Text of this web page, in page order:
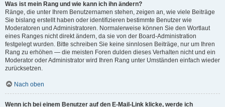
Was ist mein Rang und wie kann ich ihn ändern?
Ränge, die unter Ihrem Benutzernamen stehen, zeigen an, wie viele Beiträge
Sie bislang erstellt haben oder identifizieren bestimmte Benutzer wie
Moderatoren und Administratoren. Normalerweise können Sie den Wortlaut
eines Ranges nicht direkt ändern, da sie von der Board-Administration
festgelegt wurden. Bitte schreiben Sie keine sinnlosen Beiträge, nur um Ihren
Rang zu erhöhen — die meisten Foren dulden dieses Verhalten nicht und ein
Moderator oder Administrator wird Ihren Rang unter Umständen einfach wieder
zurücksetzen.
Nach oben
Wenn ich bei einem Benutzer auf den E-Mail-Link klicke, werde ich